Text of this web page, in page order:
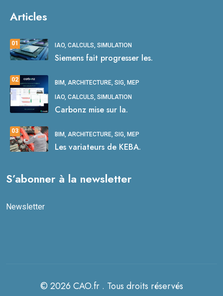
Articles
01 IAO, CALCULS, SIMULATION
Siemens fait progresser les.
02 BIM, ARCHITECTURE, SIG, MEP
IAO, CALCULS, SIMULATION
Carbonz mise sur la.
03 BIM, ARCHITECTURE, SIG, MEP
Les variateurs de KEBA.
S’abonner à la newsletter
Newsletter
© 2026 CAO.fr . Tous droits réservés